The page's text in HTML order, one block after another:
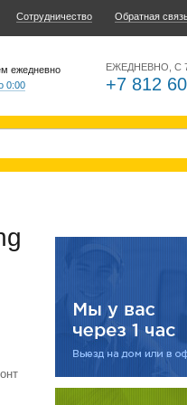
Сотрудничество Обратная
ЕЖЕДНЕВНО, С
+7 812
ежедневно
0:00